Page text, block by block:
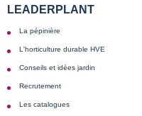
LEADERPLANT
La pépinière
L'horticulture durable HVE
Conseils et idées jardin
Recrutement
Les catalogues